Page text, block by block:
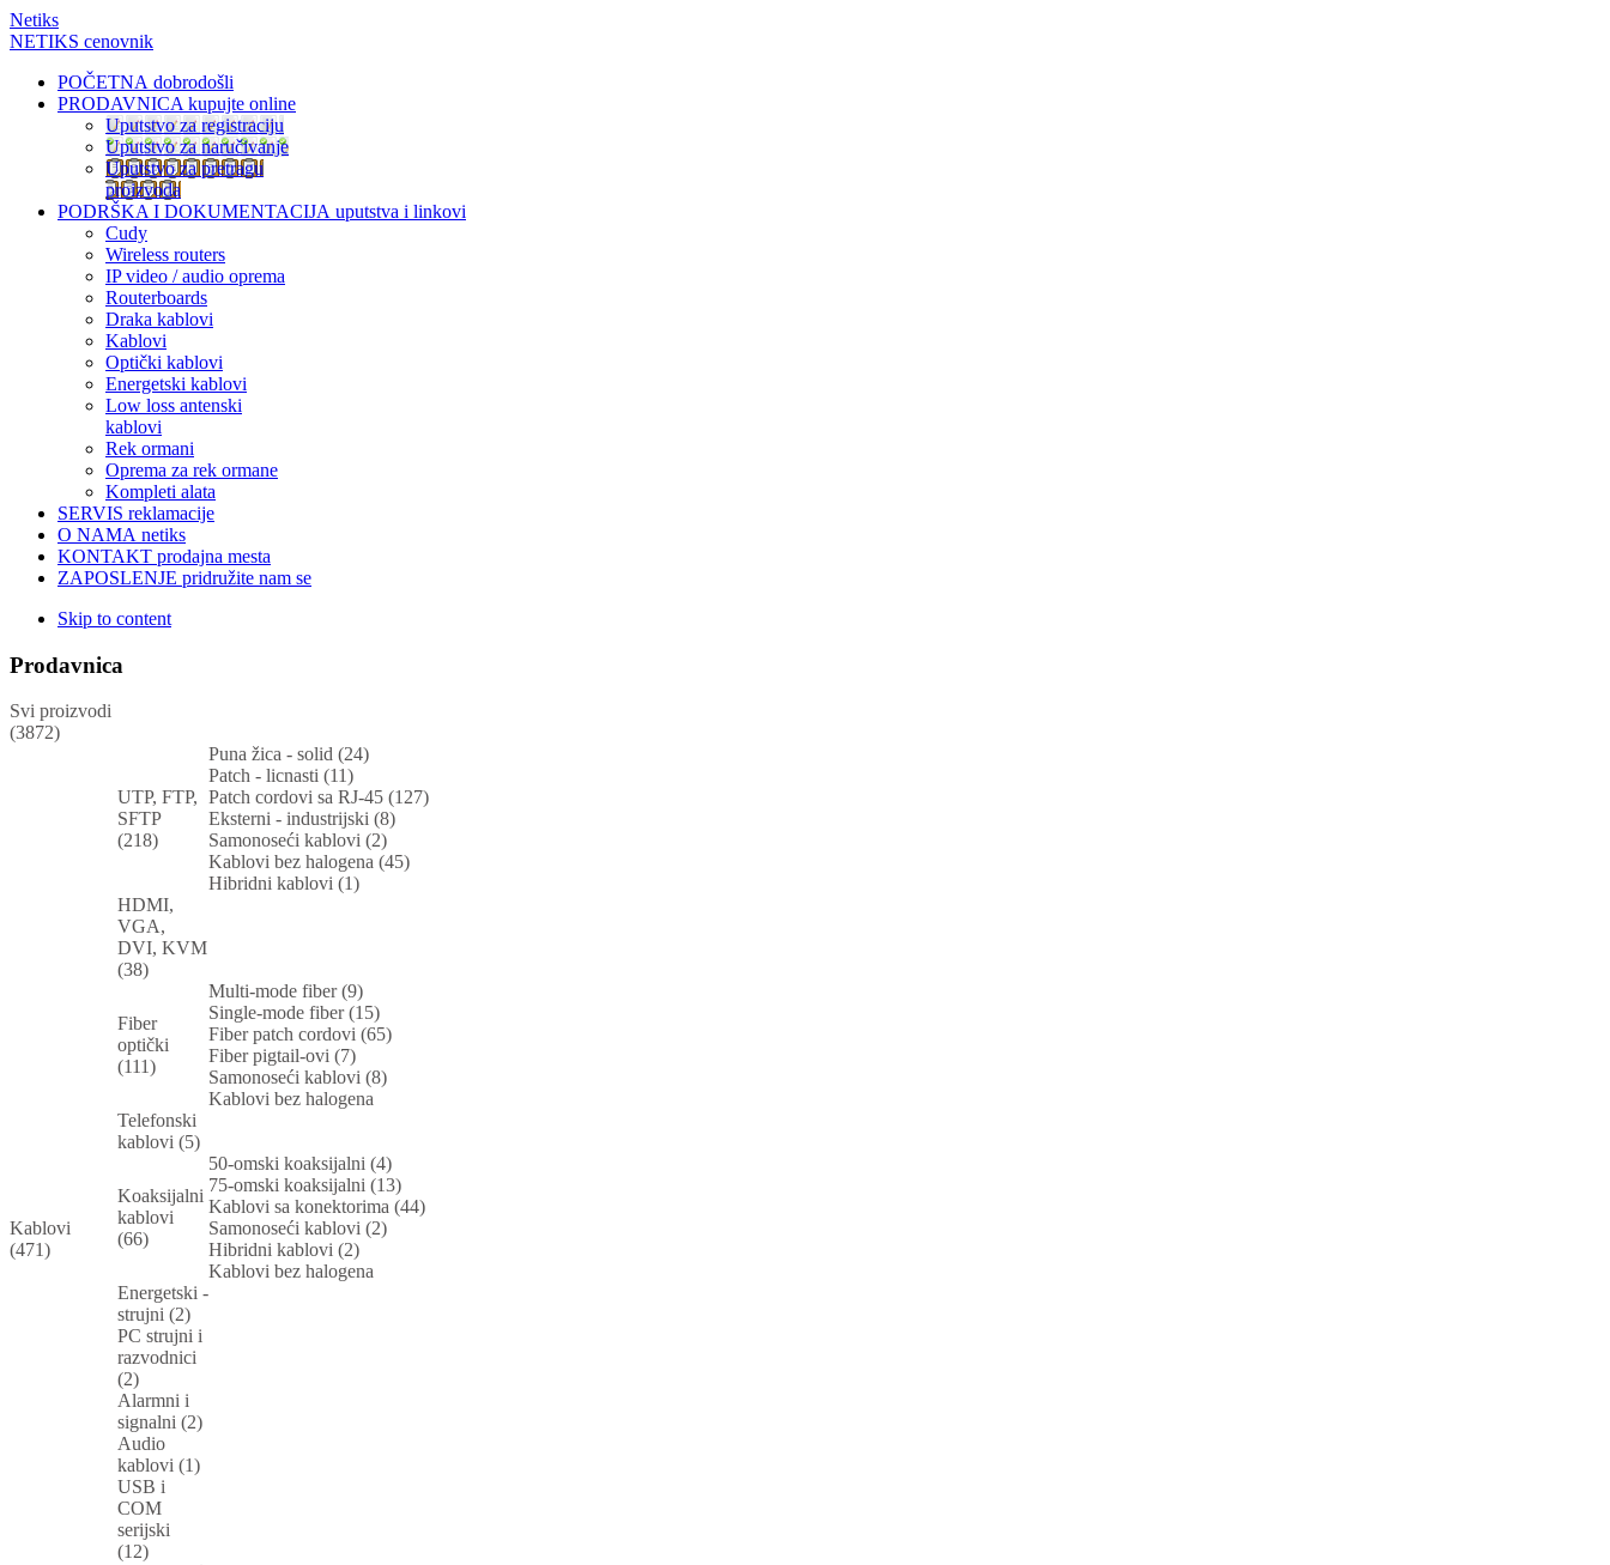
Netiks
NETIKS cenovnik
POČETNA dobrodošli
PRODAVNICA kupujte online
Uputstvo za registraciju
Uputstvo za naručivanje
Uputstvo za pretragu
proizvoda
PODRŠKA I DOKUMENTACIJA uputstva i linkovi
Cudy
Wireless routers
IP video / audio oprema
Routerboards
Draka kablovi
Kablovi
Optički kablovi
Energetski kablovi
Low loss antenski
kablovi
Rek ormani
Oprema za rek ormane
Kompleti alata
SERVIS reklamacije
O NAMA netiks
KONTAKT prodajna mesta
ZAPOSLENJE pridružite nam se
Skip to content
Prodavnica
Svi proizvodi
(3872)
Kablovi
(471)
UTP, FTP,
SFTP
(218)
Puna žica - solid (24)
Patch - licnasti (11)
Patch cordovi sa RJ-45 (127)
Eksterni - industrijski (8)
Samonoseći kablovi (2)
Kablovi bez halogena (45)
Hibridni kablovi (1)
HDMI,
VGA,
DVI, KVM
(38)
Fiber
optički
(111)
Multi-mode fiber (9)
Single-mode fiber (15)
Fiber patch cordovi (65)
Fiber pigtail-ovi (7)
Samonoseći kablovi (8)
Kablovi bez halogena
Telefonski
kablovi (5)
Koaksijalni
kablovi
(66)
50-omski koaksijalni (4)
75-omski koaksijalni (13)
Kablovi sa konektorima (44)
Samonoseći kablovi (2)
Hibridni kablovi (2)
Kablovi bez halogena
Energetski -
strujni (2)
PC strujni i
razvodnici
(2)
Alarmni i
signalni (2)
Audio
kablovi (1)
USB i
COM
serijski
(12)